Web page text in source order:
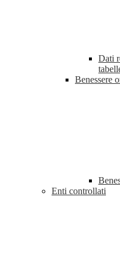
Dati
Benessere
Enti controllati